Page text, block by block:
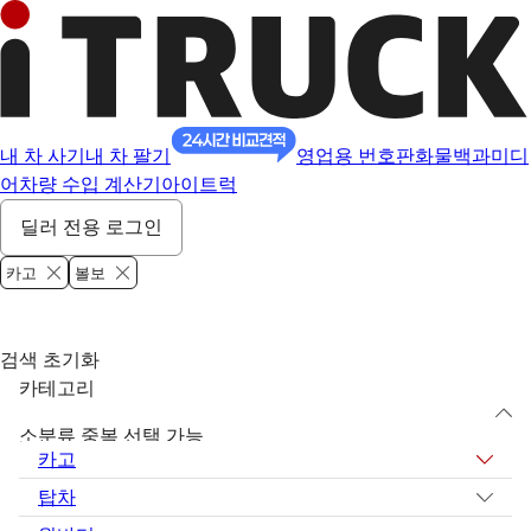
내 차 사기 내 차 팔기 영업용 번호판화물백과미디
어 차량 수입 계산기 아이트럭
딜러 전용 로그인
카고 볼보
검색 초기화
카테고리
소분류 중복 선택 가능
카고
탑차